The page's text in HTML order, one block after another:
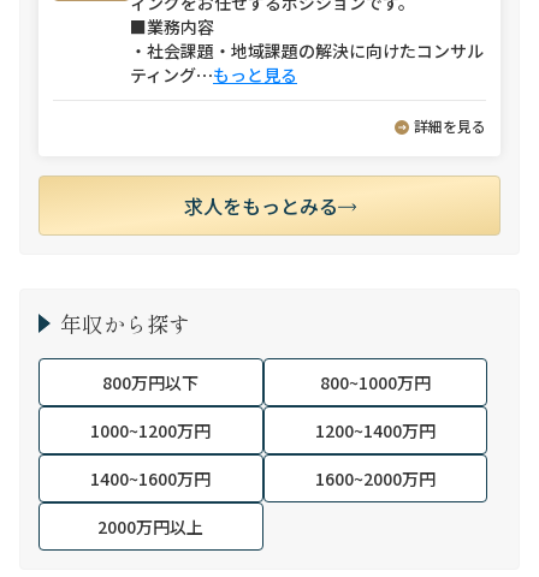
■業務内容
・社会課題・地域課題の解決に向けたコンサル
ティング⋯もっと見る
詳細を見る
求人をもっとみる
年収から探す
800万円以下
800~1000万円
1000~1200万円
1200~1400万円
1400~1600万円
1600~2000万円
2000万円以上